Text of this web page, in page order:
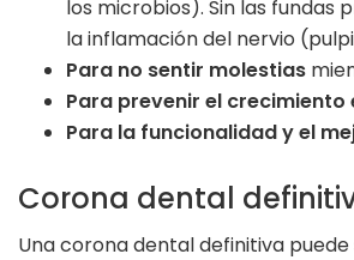
los microbios). Sin las fundas
la inflamación del nervio
Para no sentir molestias
Para prevenir el
Para la funcionalidad y el
Corona dental
Una corona dental definitiva